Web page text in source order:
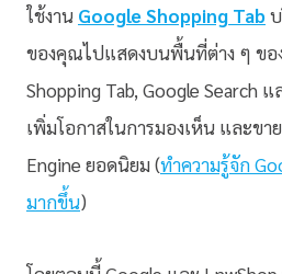
ใช้งาน Google Shopping Tab
ของคุณไปแสดงบนพื้นที่ต่าง ๆ ขอ
Shopping Tab, Google Search
เพิ่มโอกาสในการมองเห็น และขา
Engine ยอดนิยม (ทำความรู้จัก
มากขึ้น)